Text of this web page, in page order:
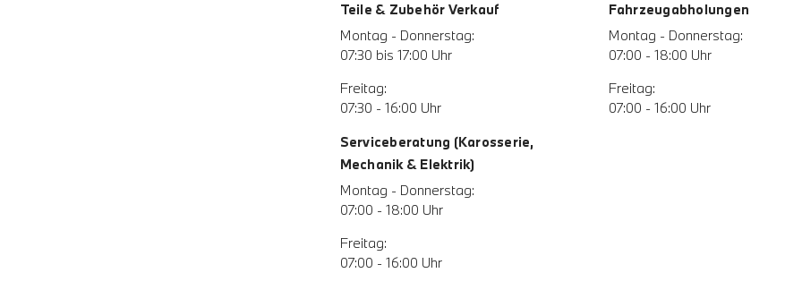
Teile & Zubehör Verkauf
Montag - Donnerstag:
07:30 bis 17:00 Uhr
Freitag:
07:30 - 16:00 Uhr
Serviceberatung (Karosserie,
Mechanik & Elektrik)
Montag - Donnerstag:
07:00 - 18:00 Uhr
Freitag:
07:00 - 16:00 Uhr
Fahrzeugabholungen
Montag - Donnerstag:
07:00 - 18:00 Uhr
Freitag:
07:00 - 16:00 Uhr